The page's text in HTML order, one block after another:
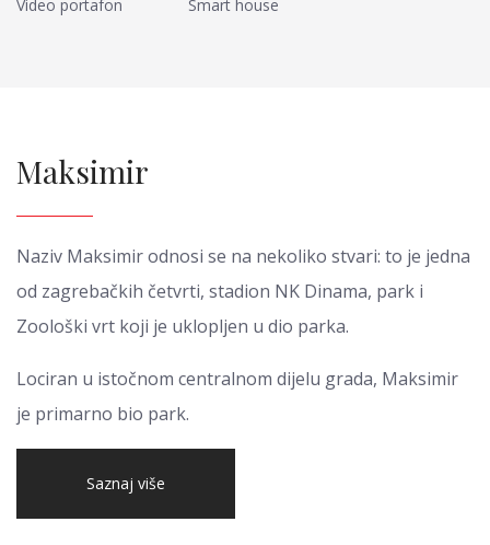
Video portafon Smart house
Maksimir
Naziv Maksimir odnosi se na nekoliko stvari: to je jedna
od zagrebačkih četvrti, stadion NK Dinama, park i
Zoološki vrt koji je uklopljen u dio parka.
Lociran u istočnom centralnom dijelu grada, Maksimir
je primarno bio park.
Saznaj više